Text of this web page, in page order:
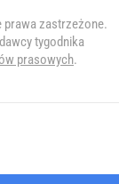
prawa zastrzeżone.
tygodnika
prasowych.